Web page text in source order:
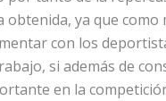
obtenida, ya que como
con los
si además de
en la